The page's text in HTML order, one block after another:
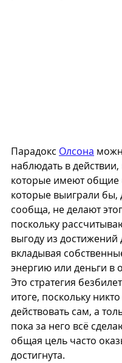
Парадокс Олсона
наблюдать в
которые имеют общие
которые выиграли бы,
сообща, не делают
поскольку
выгоду из достижений
вкладывая
энергию или деньги в
Это стратегия
итоге, поскольку
действовать сам, а
пока за него всё
общая цель часто
достигнута.